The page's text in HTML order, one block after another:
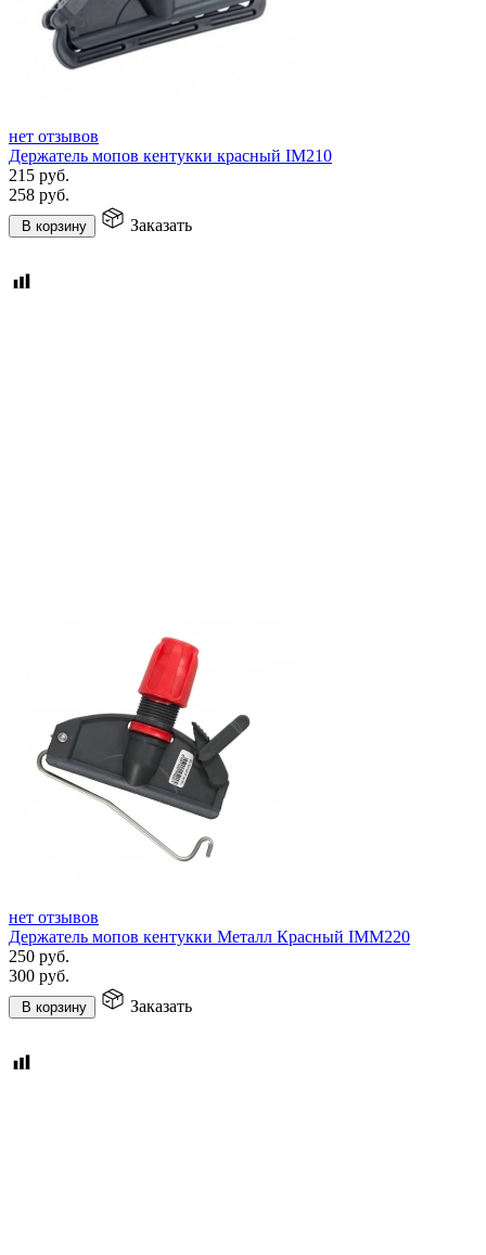
нет отзывов
Держатель мопов кентукки красный IM210
215 руб.
258 руб.
В корзину Заказать
нет отзывов
Держатель мопов кентукки Металл Красный IMM220
250 руб.
300 руб.
В корзину Заказать